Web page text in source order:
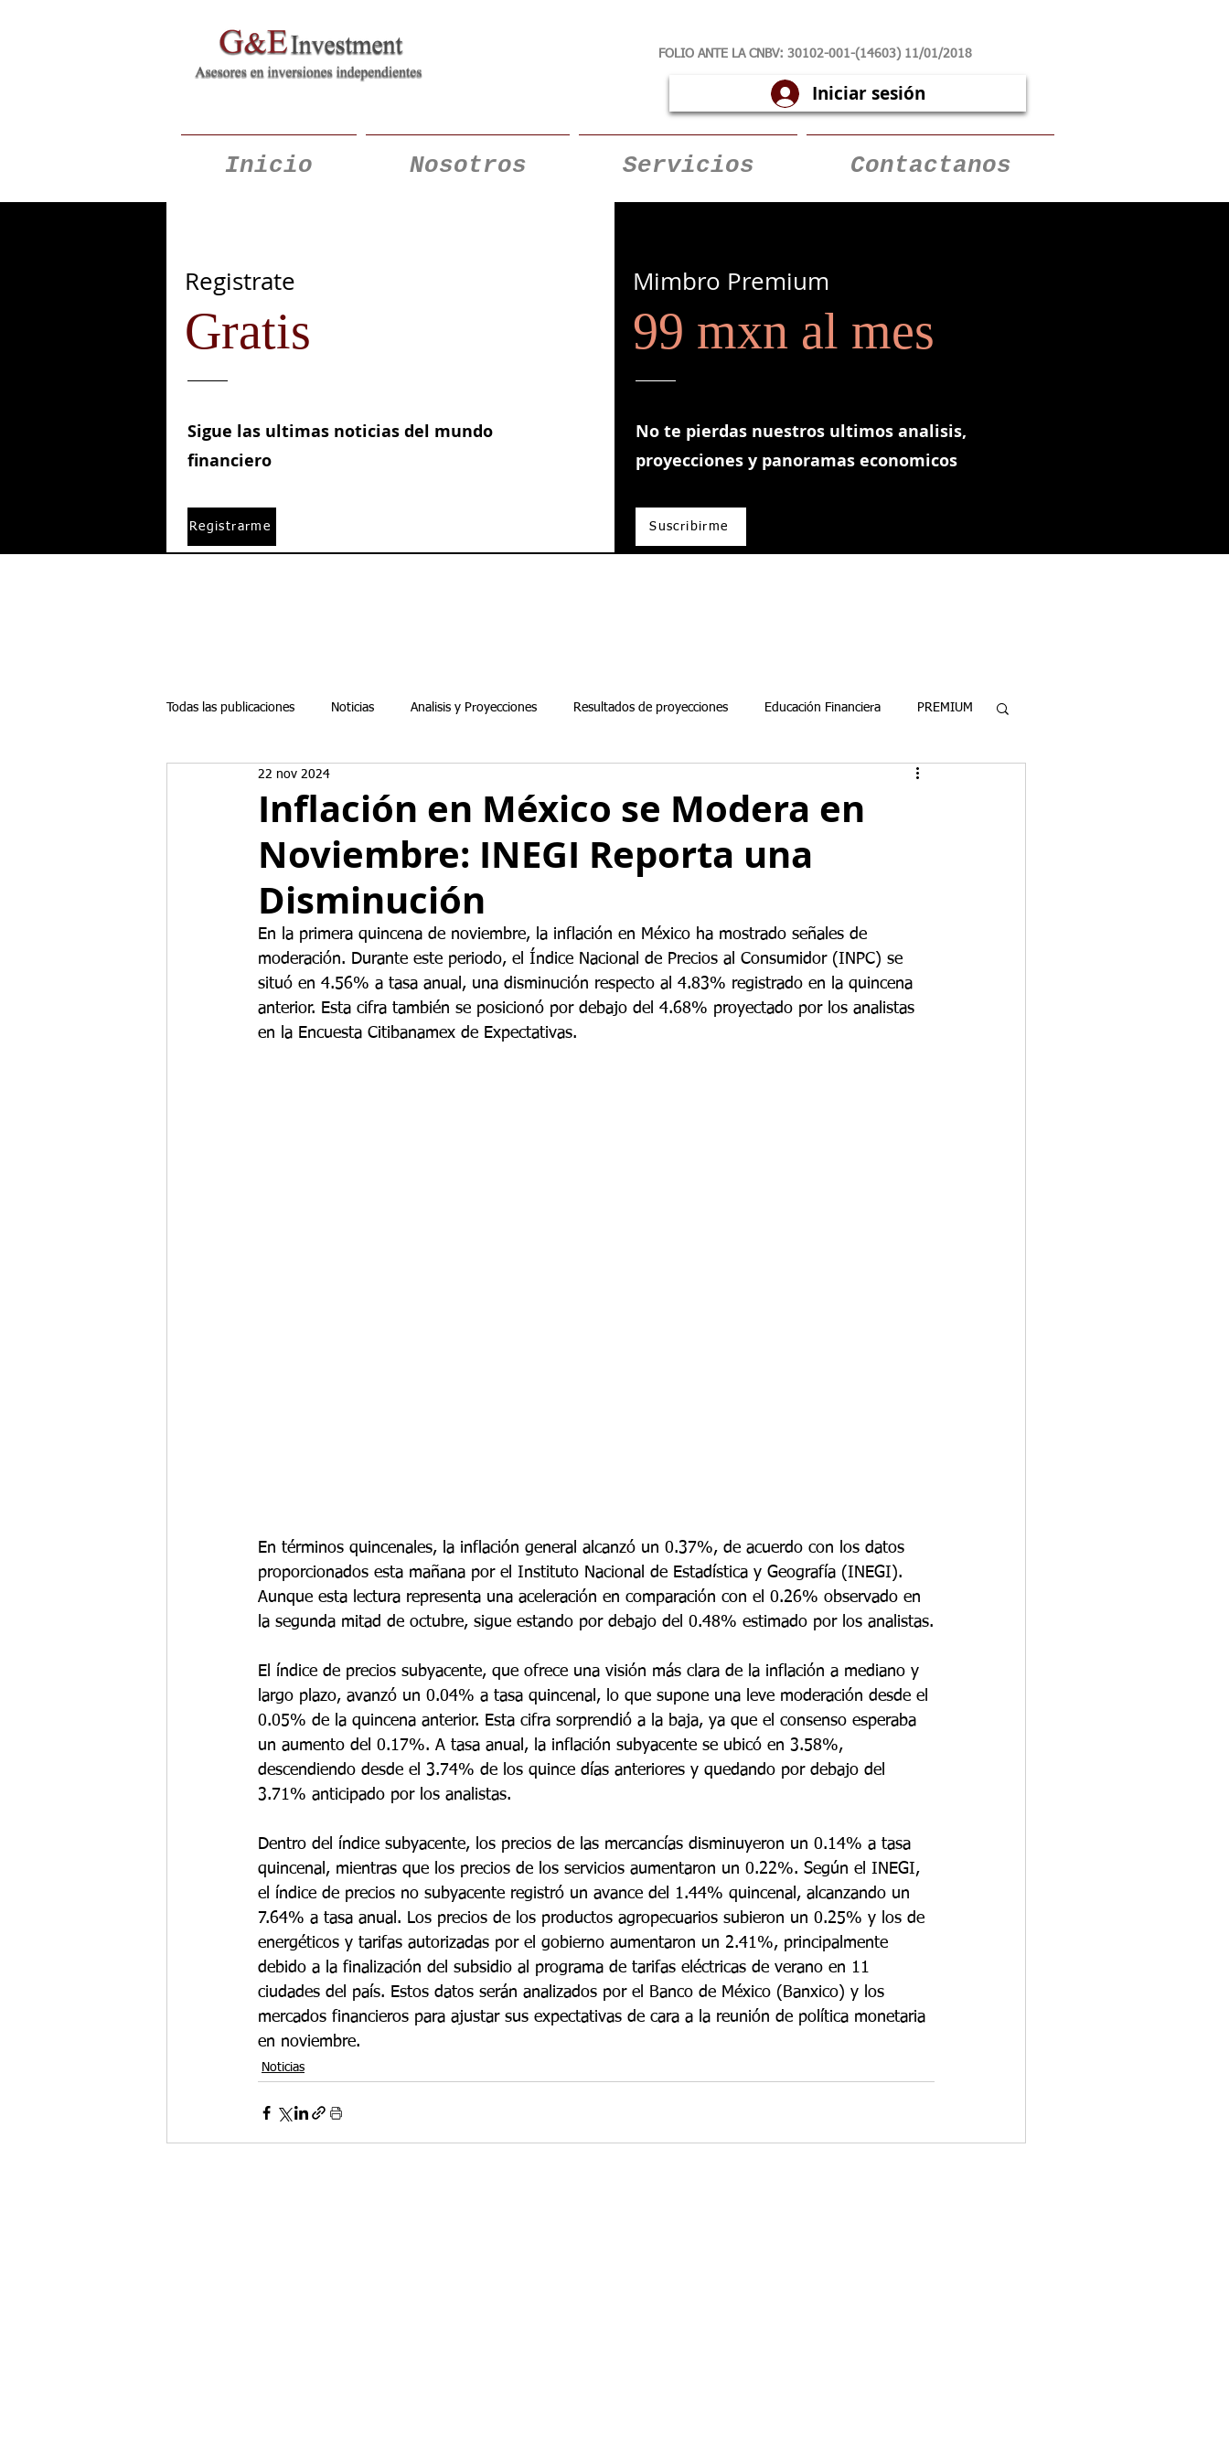
FOLIO ANTE LA CNBV: 30102-001-(14603) 11/01/2018
Iniciar sesión
Inicio Nosotros Servicios Contactanos
Registrate
Gratis
Sigue las ultimas noticias del mundo
financiero
Registrarme
Mimbro Premium
99 mxn al mes
No te pierdas nuestros ultimos analisis,
proyecciones y panoramas economicos
Suscribirme
Todas las publicaciones Noticias Analisis y Proyecciones Resultados de proyecciones Educación Financiera PREMIUM
Boletines semanales
Inflación en México se Modera en
Noviembre: INEGI Reporta una
Disminución
22 nov 2024
En la primera quincena de noviembre, la inflación en México ha mostrado señales de
moderación. Durante este periodo, el Índice Nacional de Precios al Consumidor (INPC) se
situó en 4.56% a tasa anual, una disminución respecto al 4.83% registrado en la quincena
anterior. Esta cifra también se posicionó por debajo del 4.68% proyectado por los analistas
en la Encuesta Citibanamex de Expectativas.
En términos quincenales, la inflación general alcanzó un 0.37%, de acuerdo con los datos
proporcionados esta mañana por el Instituto Nacional de Estadística y Geografía (INEGI).
Aunque esta lectura representa una aceleración en comparación con el 0.26% observado en
la segunda mitad de octubre, sigue estando por debajo del 0.48% estimado por los analistas.
El índice de precios subyacente, que ofrece una visión más clara de la inflación a mediano y
largo plazo, avanzó un 0.04% a tasa quincenal, lo que supone una leve moderación desde el
0.05% de la quincena anterior. Esta cifra sorprendió a la baja, ya que el consenso esperaba
un aumento del 0.17%. A tasa anual, la inflación subyacente se ubicó en 3.58%,
descendiendo desde el 3.74% de los quince días anteriores y quedando por debajo del
3.71% anticipado por los analistas.
Dentro del índice subyacente, los precios de las mercancías disminuyeron un 0.14% a tasa
quincenal, mientras que los precios de los servicios aumentaron un 0.22%. Según el INEGI,
el índice de precios no subyacente registró un avance del 1.44% quincenal, alcanzando un
7.64% a tasa anual. Los precios de los productos agropecuarios subieron un 0.25% y los de
energéticos y tarifas autorizadas por el gobierno aumentaron un 2.41%, principalmente
debido a la finalización del subsidio al programa de tarifas eléctricas de verano en 11
ciudades del país. Estos datos serán analizados por el Banco de México (Banxico) y los
mercados financieros para ajustar sus expectativas de cara a la reunión de política monetaria
en noviembre.
Noticias